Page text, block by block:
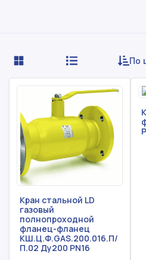
По
Кран стальной LD
газовый
полнопроходной
фланец-фланец
КШ.Ц.Ф.GAS.200.016.П/
П.02 Ду200 PN16